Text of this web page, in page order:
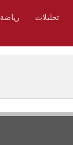
تحليلات رياضة